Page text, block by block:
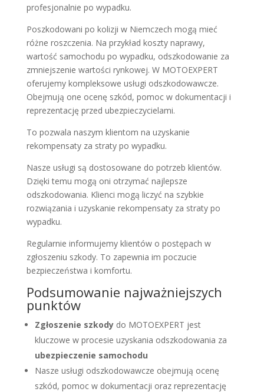
profesjonalnie po wypadku.
Poszkodowani po kolizji w Niemczech mogą mieć
różne roszczenia. Na przykład koszty naprawy,
wartość samochodu po wypadku, odszkodowanie za
zmniejszenie wartości rynkowej. W MOTOEXPERT
oferujemy kompleksowe usługi odszkodowawcze.
Obejmują one ocenę szkód, pomoc w dokumentacji i
reprezentację przed ubezpieczycielami.
To pozwala naszym klientom na uzyskanie
rekompensaty za straty po wypadku.
Nasze usługi są dostosowane do potrzeb klientów.
Dzięki temu mogą oni otrzymać najlepsze
odszkodowania. Klienci mogą liczyć na szybkie
rozwiązania i uzyskanie rekompensaty za straty po
wypadku.
Regularnie informujemy klientów o postępach w
zgłoszeniu szkody. To zapewnia im poczucie
bezpieczeństwa i komfortu.
Podsumowanie najważniejszych
punktów
Zgłoszenie szkodydo MOTOEXPERT jest
kluczowe w procesie uzyskania odszkodowania za
ubezpieczenie samochodu
Nasze usługi odszkodowawcze obejmują ocenę
szkód, pomoc w dokumentacji oraz reprezentację